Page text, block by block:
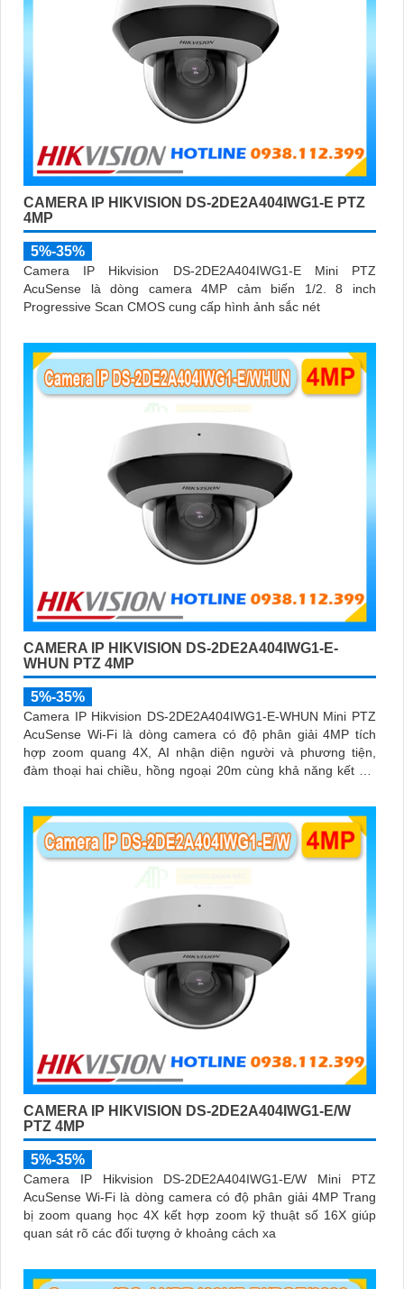
CAMERA IP HIKVISION DS-2DE2A404IWG1-E PTZ
4MP
5%-35%
Camera IP Hikvision DS-2DE2A404IWG1-E Mini PTZ
AcuSense là dòng camera 4MP cảm biến 1/2. 8 inch
Progressive Scan CMOS cung cấp hình ảnh sắc nét
CAMERA IP HIKVISION DS-2DE2A404IWG1-E-
WHUN PTZ 4MP
5%-35%
Camera IP Hikvision DS-2DE2A404IWG1-E-WHUN Mini PTZ
AcuSense Wi-Fi là dòng camera có độ phân giải 4MP tích
hợp zoom quang 4X, AI nhận diện người và phương tiện,
đàm thoại hai chiều, hồng ngoại 20m cùng khả năng kết nối
CAMERA IP HIKVISION DS-2DE2A404IWG1-E/W
PTZ 4MP
5%-35%
Camera IP Hikvision DS-2DE2A404IWG1-E/W Mini PTZ
AcuSense Wi-Fi là dòng camera có độ phân giải 4MP Trang
bị zoom quang học 4X kết hợp zoom kỹ thuật số 16X giúp
quan sát rõ các đối tượng ở khoảng cách xa